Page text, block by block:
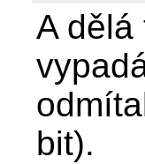
A dělá
bit).